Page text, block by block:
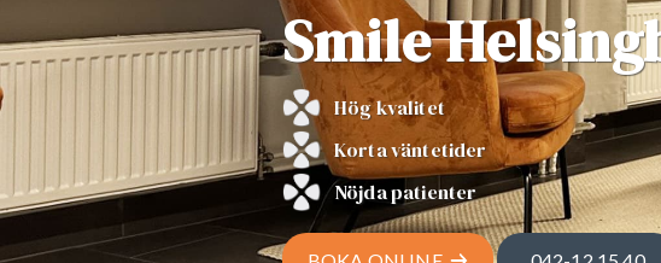
Smile
Hög kvalitet
Korta väntetider
Nöjda patienter